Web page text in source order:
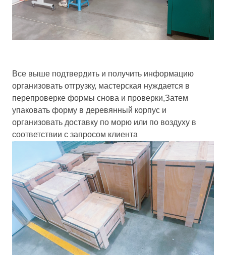
Все выше подтвердить и получить информацию
организовать отгрузку, мастерская нуждается в
перепроверке формы снова и проверки,Затем
упаковать форму в деревянный корпус и
организовать доставку по морю или по воздуху в
соответствии с запросом клиента